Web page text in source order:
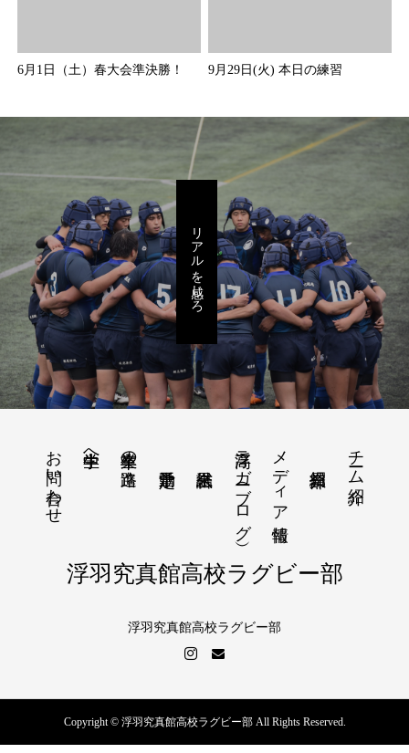
6月1日（土）春大会準決勝！ 9月29日(火) 本日の練習
リアルを感じろ
チーム紹介
メディア情報
浮高ラガー（ブログ）
卒業生の進路
中学生へ
お問い合わせ
浮羽究真館高校ラグビー部
浮羽究真館高校ラグビー部
Copyright © 浮羽究真館高校ラグビー部 All Rights Reserved.